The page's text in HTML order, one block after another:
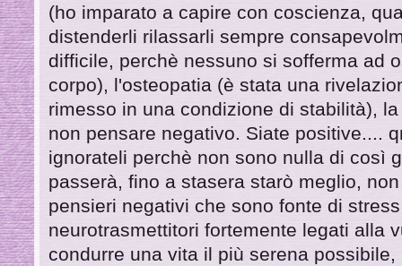
(ho imparato a capire con coscienza,
distenderli rilassarli sempre
difficile, perchè nessuno si sofferma ad
corpo), l'osteopatia (è stata una
rimesso in una condizione di stabilità),
non pensare negativo. Siate positive....
ignorateli perchè non sono nulla di così
passerà, fino a stasera starò meglio,
pensieri negativi che sono fonte di
neurotrasmettitori fortemente legati alla
condurre una vita il più serena